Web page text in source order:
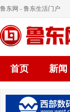
鲁东网 - 鲁东生活门户
首页 新闻